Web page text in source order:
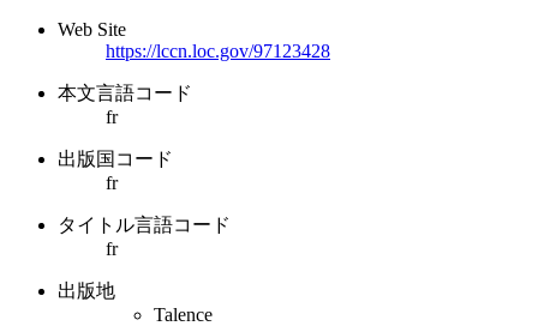
Web Site
https://lccn.loc.gov/97123428
本文言語コード
fr
出版国コード
fr
タイトル言語コード
fr
出版地
Talence